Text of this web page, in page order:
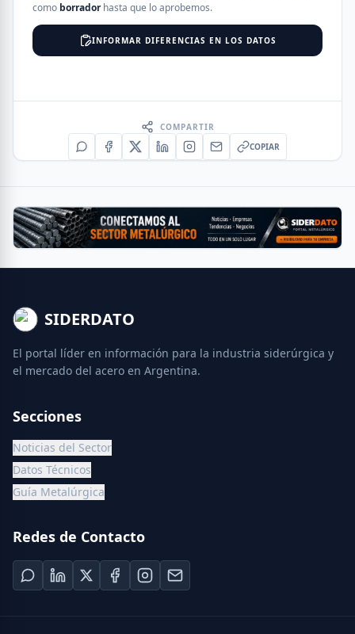
como borradorhasta que lo aprobemos.
INFORMAR DIFERENCIAS EN LOS DATOS
COMPARTIR
COPIAR
SIDERDATO
El portal líder en información para la industria siderúrgica y
el mercado del acero en Argentina.
Secciones
Noticias del Sector
Datos Técnicos
Guía Metalúrgica
Redes de Contacto